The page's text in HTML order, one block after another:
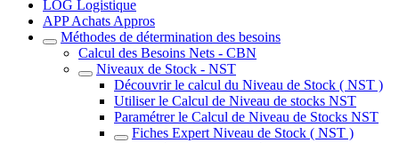
LOG Logistique
APP Achats Appros
Méthodes de détermination des besoins
Calcul des Besoins Nets - CBN
Niveaux de Stock - NST
Découvrir le calcul du Niveau de Stock ( NST )
Utiliser le Calcul de Niveau de stocks NST
Paramétrer le Calcul de Niveau de Stocks NST
Fiches Expert Niveau de Stock ( NST )